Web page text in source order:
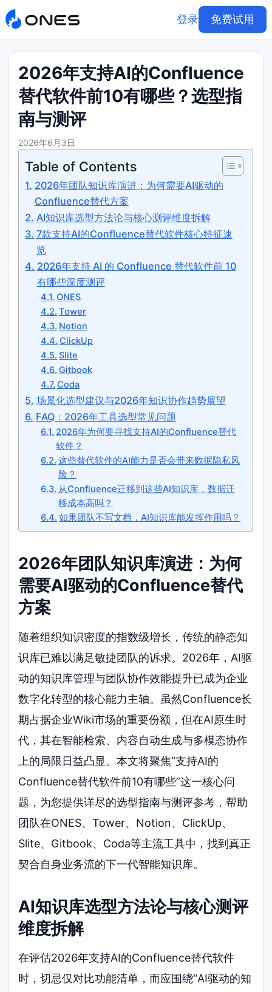
登录 免费试用
2026年支持AI的Confluence
替代软件前10有哪些？选型指
南与测评
2026年6月3日
Table of Contents
2026年团队知识库演进：为何需要AI驱动的
Confluence替代方案
AI知识库选型方法论与核心测评维度拆解
7款支持AI的Confluence替代软件核心特征速
览
2026年支持 AI 的 Confluence 替代软件前 10
有哪些深度测评
ONES
Tower
Notion
ClickUp
Slite
Gitbook
Coda
场景化选型建议与2026年知识协作趋势展望
FAQ：2026年工具选型常见问题
2026年为何要寻找支持AI的Confluence替代
软件？
这些替代软件的AI能力是否会带来数据隐私风
险？
从Confluence迁移到这些AI知识库，数据迁
移成本高吗？
如果团队不写文档，AI知识库能发挥作用吗？
2026年团队知识库演进：为何
需要AI驱动的Confluence替代
方案
随着组织知识密度的指数级增长，传统的静态知
识库已难以满足敏捷团队的诉求。2026年，AI驱
动的知识库管理与团队协作效能提升已成为企业
数字化转型的核心能力主轴。虽然Confluence长
期占据企业Wiki市场的重要份额，但在AI原生时
代，其在智能检索、内容自动生成与多模态协作
上的局限日益凸显。本文将聚焦“支持AI的
Confluence替代软件前10有哪些”这一核心问
题，为您提供详尽的选型指南与测评参考，帮助
团队在ONES、Tower、Notion、ClickUp、
Slite、Gitbook、Coda等主流工具中，找到真正
契合自身业务流的下一代智能知识库。
AI知识库选型方法论与核心测评
维度拆解
在评估2026年支持AI的Confluence替代软件
时，切忌仅对比功能清单，而应围绕“AI驱动的知